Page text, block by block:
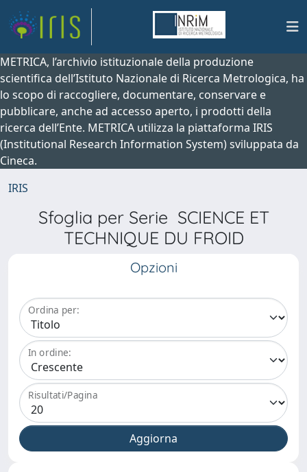
METRICA, l’archivio istituzionale della produzione
scientifica dell’Istituto Nazionale di Ricerca Metrologica, ha
lo scopo di raccogliere, documentare, conservare e
pubblicare, anche ad accesso aperto, i prodotti della
ricerca dell’Ente. METRICA utilizza la piattaforma IRIS
(Institutional Research Information System) sviluppata da
Cineca.
IRIS
Sfoglia per Serie SCIENCE ET
TECHNIQUE DU FROID
Opzioni
Ordina per:
In ordine:
Risultati/Pagina